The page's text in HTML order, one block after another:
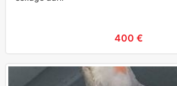
400 €